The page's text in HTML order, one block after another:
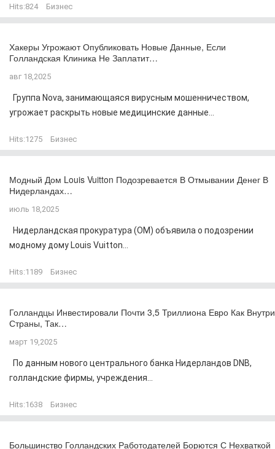
Hits:824 Бизнес
Хакеры Угрожают Опубликовать Новые Данные, Если
Голландская Клиника Не Заплатит…
авг 18,2025
Группа Nova, занимающаяся вирусным мошенничеством,
угрожает раскрыть новые медицинские данные...
Hits:1275 Бизнес
Модный Дом Louis Vuitton Подозревается В Отмывании Денег В
Нидерландах…
июль 18,2025
Нидерландская прокуратура (OM) объявила о подозрении
модному дому Louis Vuitton...
Hits:1189 Бизнес
Голландцы Инвестировали Почти 3,5 Триллиона Евро Как Внутри
Страны, Так…
март 19,2025
По данным нового центрального банка Нидерландов DNB,
голландские фирмы, учреждения...
Hits:1638 Бизнес
Большинство Голландских Работодателей Борются С Нехваткой